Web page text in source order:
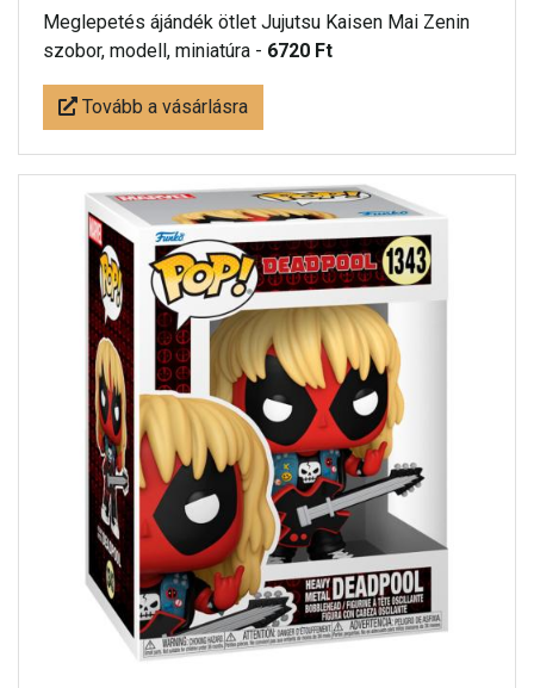
Meglepetés ájándék ötlet Jujutsu Kaisen Mai Zenin
szobor, modell, miniatúra - 6720 Ft
Tovább a vásárlásra